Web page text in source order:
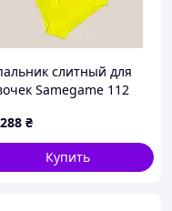
слитный для
Samegame 112
УКР размеры
288 ₴
Купить